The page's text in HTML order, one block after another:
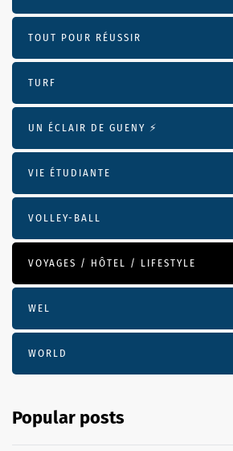
TOUT POUR RÉUSSIR
TURF
UN ÉCLAIR DE GUENY ⚡️
VIE ÉTUDIANTE
VOLLEY-BALL
VOYAGES / HÔTEL / LIFESTYLE
WEL
WORLD
Popular posts